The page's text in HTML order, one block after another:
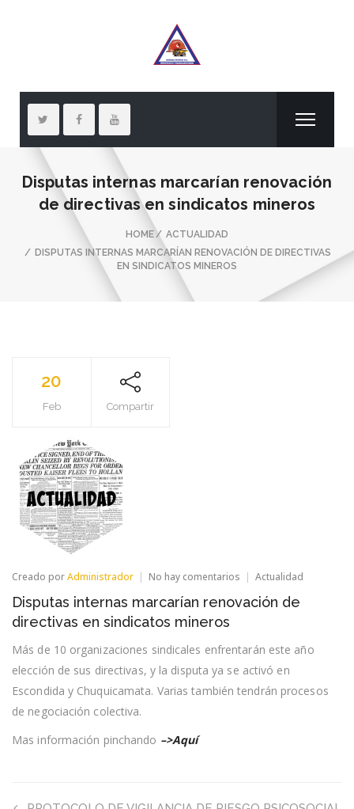
Disputas internas marcarían renovación
de directivas en sindicatos mineros
HOME
ACTUALIDAD
DISPUTAS INTERNAS MARCARÍAN RENOVACIÓN DE DIRECTIVAS
EN SINDICATOS MINEROS
20
Feb Compartir
Creado porAdministrador No hay comentarios en
internas
directivas
en
sindicatos
mineros
Actualidad
Disputas internas marcarían renovación de
directivas en sindicatos mineros
Más de 10 organizaciones sindicales enfrentarán este año
elección de sus directivas, y la disputa ya se activó en
Escondida y Chuquicamata. Varias también tendrán procesos
de negociación colectiva.
Mas información pinchando –>Aquí